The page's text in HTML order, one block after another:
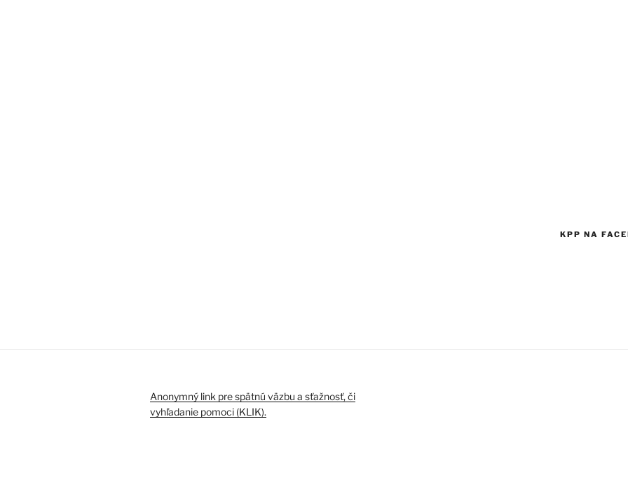
KPP NA
Anonymný link pre spätnú väzbu a sťažnosť, či
vyhľadanie pomoci (KLIK).